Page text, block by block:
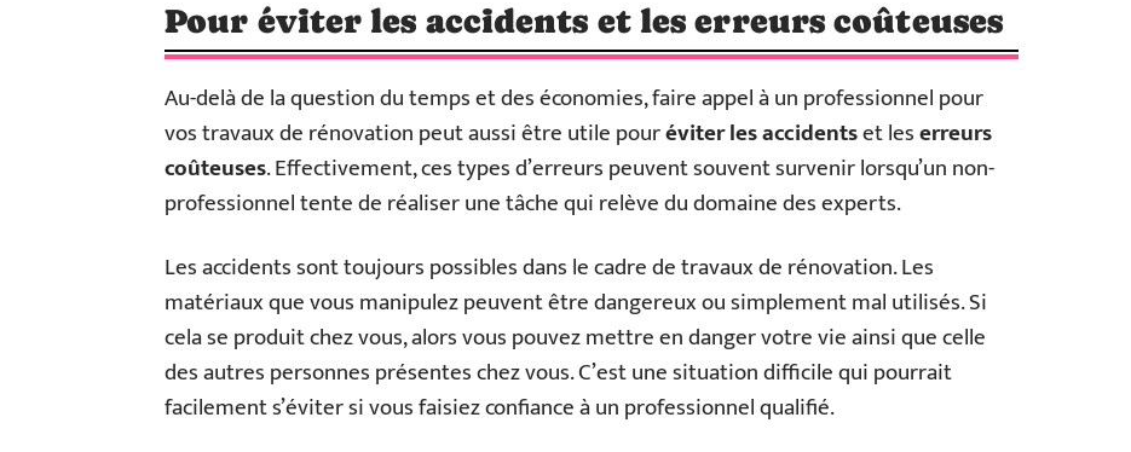
Pour éviter les accidents et les erreurs coûteuses
Au-delà de la question du temps et des économies, faire appel à un professionnel pour
vos travaux de rénovation peut aussi être utile pouréviter les accidentset leserreurs
coûteuses. Effectivement, ces types d’erreurs peuvent souvent survenir lorsqu’un non-
professionnel tente de réaliser une tâche qui relève du domaine des experts.
Les accidents sont toujours possibles dans le cadre de travaux de rénovation. Les
matériaux que vous manipulez peuvent être dangereux ou simplement mal utilisés. Si
cela se produit chez vous, alors vous pouvez mettre en danger votre vie ainsi que celle
des autres personnes présentes chez vous. C’est une situation difficile qui pourrait
facilement s’éviter si vous faisiez confiance à un professionnel qualifié.